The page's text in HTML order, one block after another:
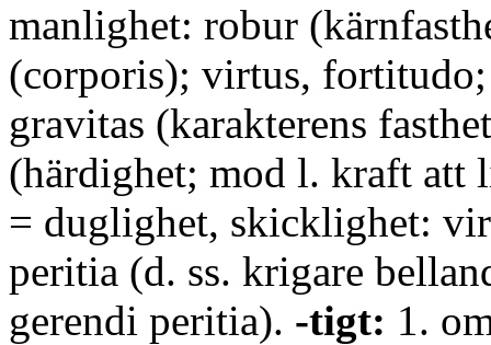
manlighet: robur
(corporis); virtus, fortitudo;
gravitas (karakterens
(härdighet; mod l. kraft att
= duglighet, skicklighet:
peritia (d. ss. krigare
gerendi peritia). -tigt: 1.